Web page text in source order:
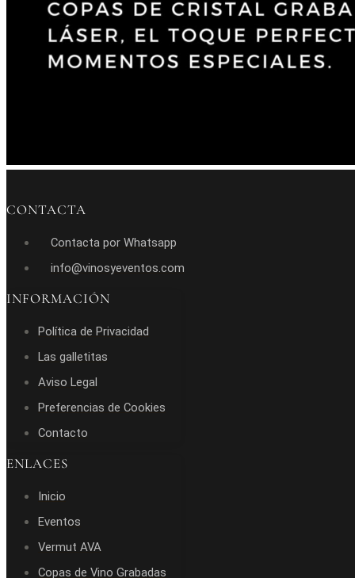
CONTACTA
Contacta por Whatsapp
info@vinosyeventos.com
INFORMACIÓN
Política de Privacidad
Las galletitas
Aviso Legal
Preferencias de Cookies
Contacto
ENLACES
Inicio
Eventos
Vermut AVA
Copas de Vino Grabadas